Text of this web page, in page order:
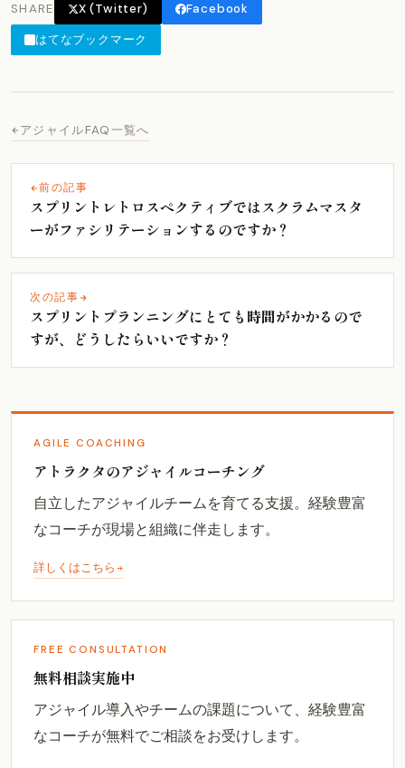
SHARE X (Twitter)
Facebook
はてなブックマーク
アジャイルFAQ一覧へ
前の記事
スプリントレトロスペクティブではスクラムマスタ
ーがファシリテーションするのですか？
次の記事
スプリントプランニングにとても時間がかかるので
すが、どうしたらいいですか？
AGILE COACHING
アトラクタのアジャイルコーチング
自立したアジャイルチームを育てる支援。経験豊富
なコーチが現場と組織に伴走します。
詳しくはこちら
FREE CONSULTATION
無料相談実施中
アジャイル導入やチームの課題について、経験豊富
なコーチが無料でご相談をお受けします。